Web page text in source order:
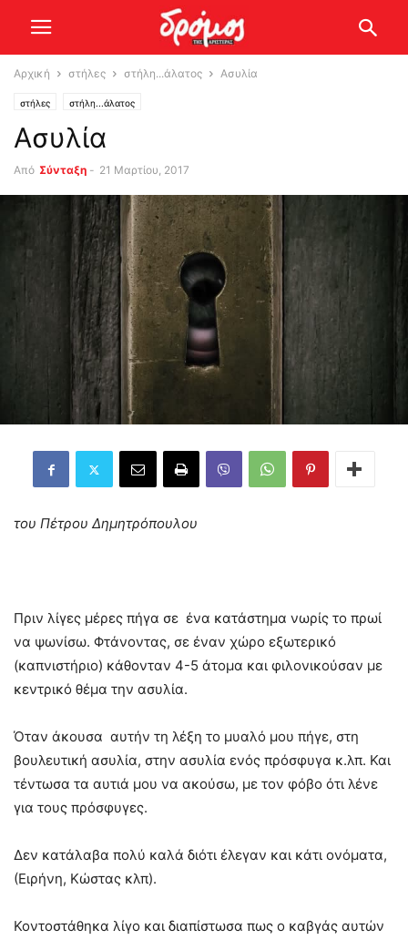
Αρχική στήλες στήλη...άλατος Ασυλία
στήλες στήλη...άλατος
Ασυλία
Από Σύνταξη - 21 Μαρτίου, 2017
του Πέτρου Δημητρόπουλου
Πριν λίγες μέρες πήγα σε ένα κατάστημα νωρίς το πρωί
να ψωνίσω. Φτάνοντας, σε έναν χώρο εξωτερικό
(καπνιστήριο) κάθονταν 4-5 άτομα και φιλονικούσαν με
κεντρικό θέμα την ασυλία.
Όταν άκουσα αυτήν τη λέξη το μυαλό μου πήγε, στη
βουλευτική ασυλία, στην ασυλία ενός πρόσφυγα κ.λπ. Και
τέντωσα τα αυτιά μου να ακούσω, με τον φόβο ότι λένε
για τους πρόσφυγες.
Δεν κατάλαβα πολύ καλά διότι έλεγαν και κάτι ονόματα,
(Ειρήνη, Κώστας κλπ).
Κοντοστάθηκα λίγο και διαπίστωσα πως ο καβγάς αυτών